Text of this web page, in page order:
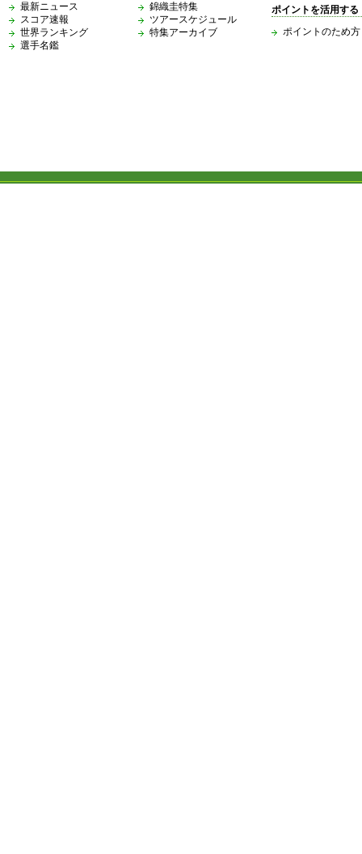
最新ニュース
スコア速報
世界ランキング
選手名鑑
錦織圭特集
ツアースケジュール
特集アーカイブ
ポイントを活用する
ポイントのため方